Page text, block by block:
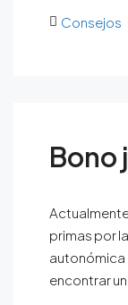
Consejos
Bono
primas por
autonómica
encontrar